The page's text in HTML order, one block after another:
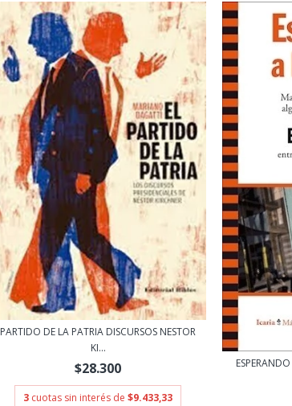
PARTIDO DE LA PATRIA DISCURSOS NESTOR
KI...
$28.300
3 cuotas sin interés de $9.433,33